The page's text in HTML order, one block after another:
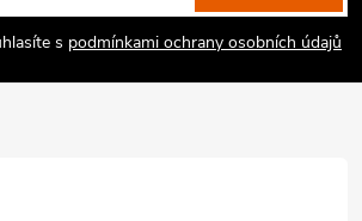
s podmínkami ochrany osobních údajů